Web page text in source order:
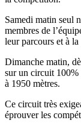
Samedi matin seul
membres de
leur parcours et à
Dimanche matin,
sur un circuit 100%
à 1950 mètres.
Ce circuit très
éprouver les